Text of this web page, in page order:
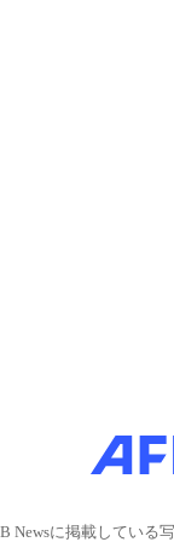
Newsに掲載している